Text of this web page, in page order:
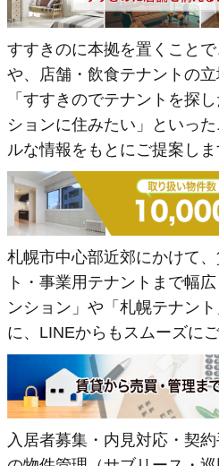
すすきのに本拠を置くこと
や、店舗・飲食テナントの立
「すすきのでテナントを探
ションに住みたい」といっ
ルな情報をもとにご提案しま
札幌市中心部近郊にかけて
ト・事業用テナントまで幅
ンション」や「札幌テナン
に、LINEからもスムーズに
入居者募集・内見対応・契